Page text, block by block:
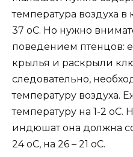
температура воздуха в
37 оС. Но нужно
поведением птенцов:
крылья и раскрыли
следовательно,
температуру воздуха.
температуру на 1-2 оС.
индюшат она должна
24 оС, на 26 – 21 оС.